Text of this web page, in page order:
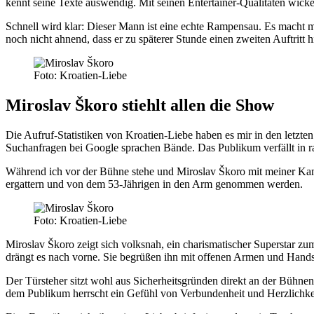
kennt seine Texte auswendig. Mit seinen Entertainer-Qualitäten
Schnell wird klar: Dieser Mann ist eine echte Rampensau. Es
noch nicht ahnend, dass er zu späterer Stunde einen zweiten Auftritt
Foto: Kroatien-Liebe
Miroslav Škoro stiehlt allen die Show
Die Aufruf-Statistiken von Kroatien-Liebe haben es mir in den
Suchanfragen bei Google sprachen Bände. Das Publikum verfällt in
Während ich vor der Bühne stehe und Miroslav Škoro mit meiner
ergattern und von dem 53-Jährigen in den Arm genommen werden.
Foto: Kroatien-Liebe
Miroslav Škoro zeigt sich volksnah, ein charismatischer Superstar
drängt es nach vorne. Sie begrüßen ihn mit offenen Armen und
Der Türsteher sitzt wohl aus Sicherheitsgründen direkt an der
dem Publikum herrscht ein Gefühl von Verbundenheit und